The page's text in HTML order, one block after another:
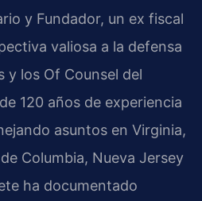
y Fundador, un ex fiscal
valiosa a la defensa
y los Of Counsel del
120 años de experiencia
asuntos en Virginia,
Columbia, Nueva Jersey
ha documentado